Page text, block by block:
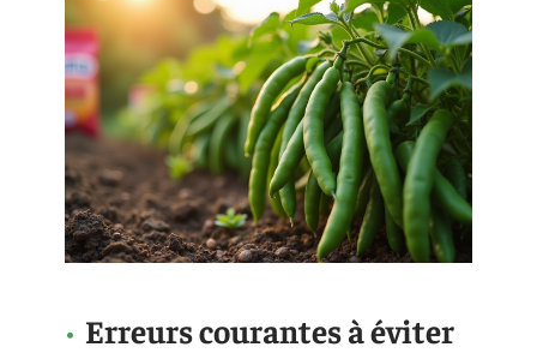
Erreurs courantes à éviter